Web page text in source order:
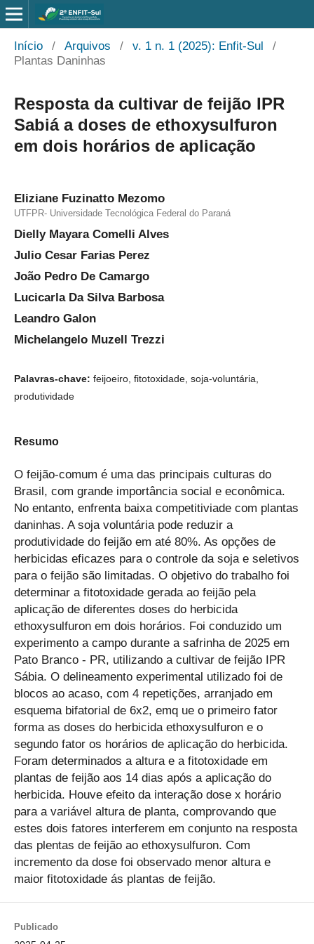
Início / Arquivos / v. 1 n. 1 (2025): Enfit-Sul
/
Plantas Daninhas
Resposta da cultivar de feijão IPR
Sabiá a doses de ethoxysulfuron
em dois horários de aplicação
Eliziane Fuzinatto Mezomo
UTFPR- Universidade Tecnológica Federal do Paraná
Dielly Mayara Comelli Alves
Julio Cesar Farias Perez
João Pedro De Camargo
Lucicarla Da Silva Barbosa
Leandro Galon
Michelangelo Muzell Trezzi
Palavras-chave: feijoeiro, fitotoxidade, soja-voluntária,
produtividade
Resumo
O feijão-comum é uma das principais culturas do
Brasil, com grande importância social e econômica.
No entanto, enfrenta baixa competitiviade com plantas
daninhas. A soja voluntária pode reduzir a
produtividade do feijão em até 80%. As opções de
herbicidas eficazes para o controle da soja e seletivos
para o feijão são limitadas. O objetivo do trabalho foi
determinar a fitotoxidade gerada ao feijão pela
aplicação de diferentes doses do herbicida
ethoxysulfuron em dois horários. Foi conduzido um
experimento a campo durante a safrinha de 2025 em
Pato Branco - PR, utilizando a cultivar de feijão IPR
Sábia. O delineamento experimental utilizado foi de
blocos ao acaso, com 4 repetições, arranjado em
esquema bifatorial de 6x2, emq ue o primeiro fator
forma as doses do herbicida ethoxysulfuron e o
segundo fator os horários de aplicação do herbicida.
Foram determinados a altura e a fitotoxidade em
plantas de feijão aos 14 dias após a aplicação do
herbicida. Houve efeito da interação dose x horário
para a variável altura de planta, comprovando que
estes dois fatores interferem em conjunto na resposta
das plentas de feijão ao ethoxysulfuron. Com
incremento da dose foi observado menor altura e
maior fitotoxidade ás plantas de feijão.
Publicado